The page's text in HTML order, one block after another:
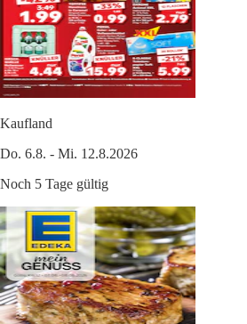
Kaufland
Do. 6.8. - Mi. 12.8.2026
Noch 5 Tage gültig